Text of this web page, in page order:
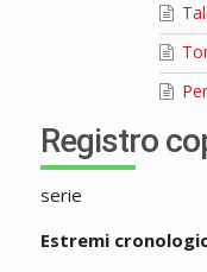
Registro
serie
Estremi